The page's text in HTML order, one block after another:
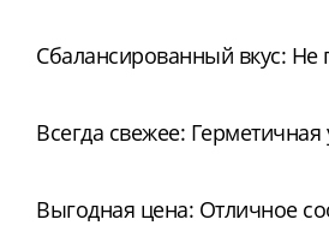
Сбалансированный вкус: Не
Всегда свежее: Герметичная
Выгодная цена: Отличное